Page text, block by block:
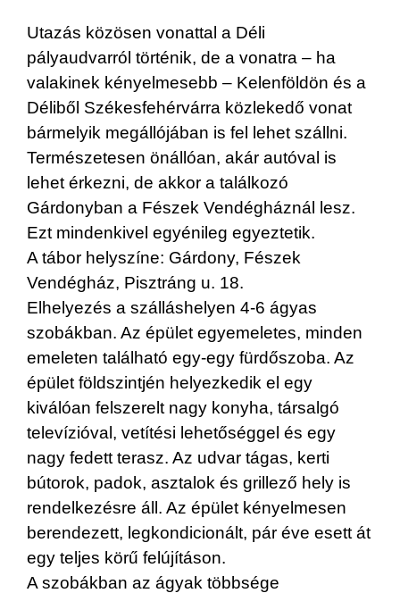
Utazás közösen vonattal a Déli
pályaudvarról történik, de a vonatra – ha
valakinek kényelmesebb – Kelenföldön és a
Déliből Székesfehérvárra közlekedő vonat
bármelyik megállójában is fel lehet szállni.
Természetesen önállóan, akár autóval is
lehet érkezni, de akkor a találkozó
Gárdonyban a Fészek Vendégháznál lesz.
Ezt mindenkivel egyénileg egyeztetik.
A tábor helyszíne: Gárdony, Fészek
Vendégház, Pisztráng u. 18.
Elhelyezés a szálláshelyen 4-6 ágyas
szobákban. Az épület egyemeletes, minden
emeleten található egy-egy fürdőszoba. Az
épület földszintjén helyezkedik el egy
kiválóan felszerelt nagy konyha, társalgó
televízióval, vetítési lehetőséggel és egy
nagy fedett terasz. Az udvar tágas, kerti
bútorok, padok, asztalok és grillező hely is
rendelkezésre áll. Az épület kényelmesen
berendezett, legkondicionált, pár éve esett át
egy teljes körű felújításon.
A szobákban az ágyak többsége